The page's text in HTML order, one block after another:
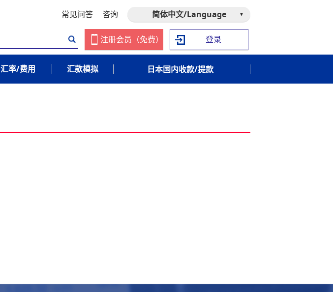
常见问答 咨询 简体中文/Language
注册会员（免费） 登录
汇率/费用 汇款模拟 日本国内收款/提款